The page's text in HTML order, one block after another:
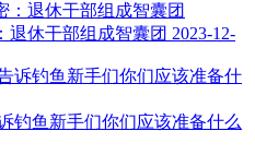
退休干部组成智囊团 2023-12-
钓鱼新手们你们应该准备什么